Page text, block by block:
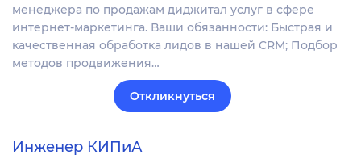
менеджера по продажам диджитал услуг в сфере
интернет-маркетинга. Ваши обязанности: Быстрая и
качественная обработка лидов в нашей CRM; Подбор
методов продвижения…
Откликнуться
Инженер КИПиА